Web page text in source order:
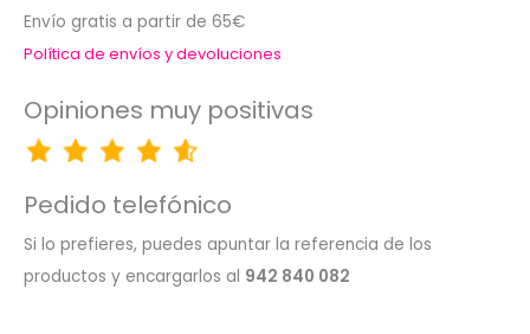
Envío gratis a partir de 65€
Política de envíos y devoluciones
Opiniones muy positivas
Pedido telefónico
Si lo prefieres, puedes apuntar la referencia de los
productos y encargarlos al 942 840 082